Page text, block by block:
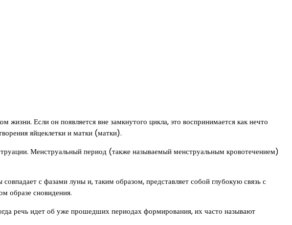
Если он появляется вне замкнутого цикла, это воспринимается как нечто
яйцеклетки и матки (матки).
Менструальный период (также называемый менструальным кровотечением)
с фазами луны и, таким образом, представляет собой глубокую связь с
образе сновидения.
речь идет об уже прошедших периодах формирования, их часто называют